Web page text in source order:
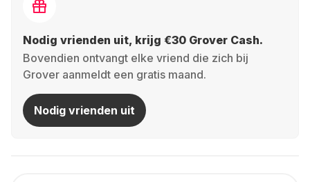
Nodig vrienden uit, krijg €30 Grover Cash.
Bovendien ontvangt elke vriend die zich bij
Grover aanmeldt een gratis maand.
Nodig vrienden uit